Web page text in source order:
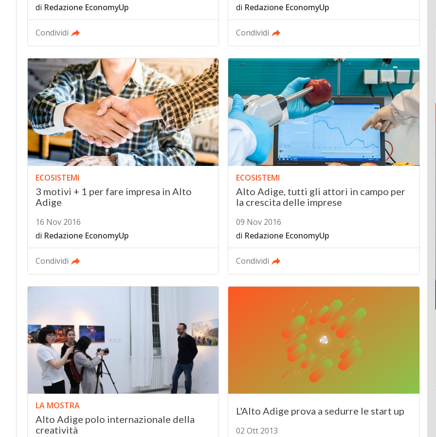
di Redazione EconomyUp
Condividi
di Redazione EconomyUp
Condividi
ECOSISTEMI
3 motivi + 1 per fare impresa in Alto
Adige
16 Nov 2016
di Redazione EconomyUp
Condividi
ECOSISTEMI
Alto Adige, tutti gli attori in campo per
la crescita delle imprese
09 Nov 2016
di Redazione EconomyUp
Condividi
LA MOSTRA
Alto Adige polo internazionale della
creatività
L'Alto Adige prova a sedurre le start up
02 Ott 2013